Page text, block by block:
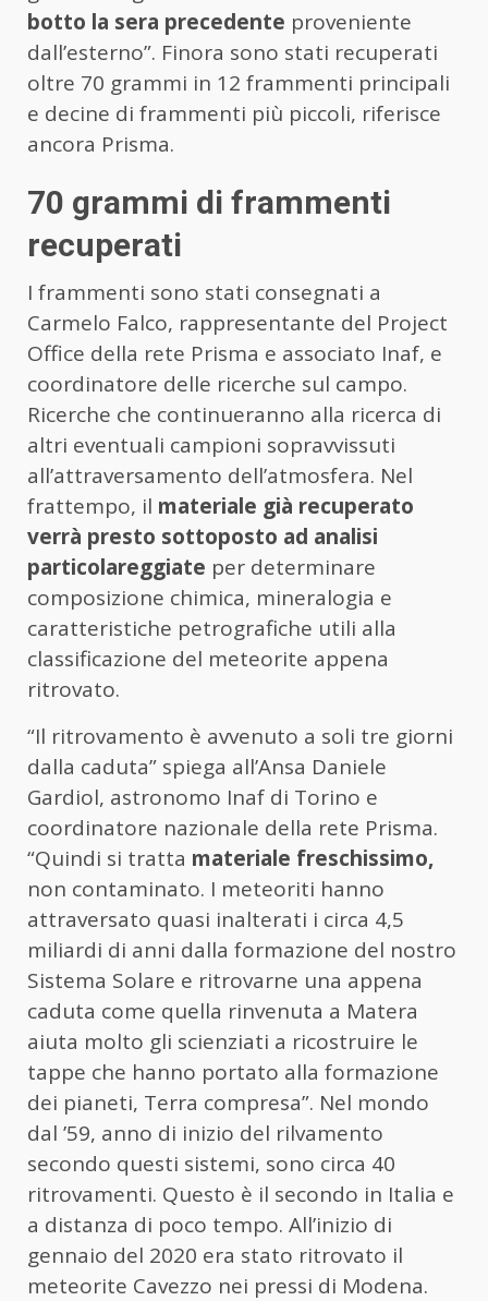
botto la sera precedente proveniente
dall’esterno”. Finora sono stati recuperati
oltre 70 grammi in 12 frammenti principali
e decine di frammenti più piccoli, riferisce
ancora Prisma.
70 grammi di frammenti
recuperati
I frammenti sono stati consegnati a
Carmelo Falco, rappresentante del Project
Office della rete Prisma e associato Inaf, e
coordinatore delle ricerche sul campo.
Ricerche che continueranno alla ricerca di
altri eventuali campioni sopravvissuti
all’attraversamento dell’atmosfera. Nel
frattempo, il materiale già recuperato
verrà presto sottoposto ad analisi
particolareggiate per determinare
composizione chimica, mineralogia e
caratteristiche petrografiche utili alla
classificazione del meteorite appena
ritrovato.
“Il ritrovamento è avvenuto a soli tre giorni
dalla caduta” spiega all’Ansa Daniele
Gardiol, astronomo Inaf di Torino e
coordinatore nazionale della rete Prisma.
“Quindi si tratta materiale freschissimo,
non contaminato. I meteoriti hanno
attraversato quasi inalterati i circa 4,5
miliardi di anni dalla formazione del nostro
Sistema Solare e ritrovarne una appena
caduta come quella rinvenuta a Matera
aiuta molto gli scienziati a ricostruire le
tappe che hanno portato alla formazione
dei pianeti, Terra compresa”. Nel mondo
dal ’59, anno di inizio del rilvamento
secondo questi sistemi, sono circa 40
ritrovamenti. Questo è il secondo in Italia e
a distanza di poco tempo. All’inizio di
gennaio del 2020 era stato ritrovato il
meteorite Cavezzo nei pressi di Modena.